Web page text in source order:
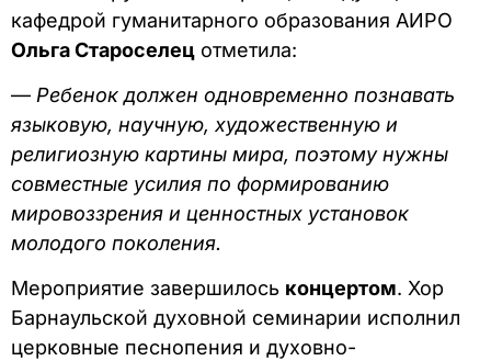
кафедрой гуманитарного образования АИРО
Ольга Староселец отметила:
— Ребенок должен одновременно познавать
языковую, научную, художественную и
религиозную картины мира, поэтому нужны
совместные усилия по формированию
мировоззрения и ценностных установок
молодого поколения.
Мероприятие завершилось концертом. Хор
Барнаульской духовной семинарии исполнил
церковные песнопения и духовно-